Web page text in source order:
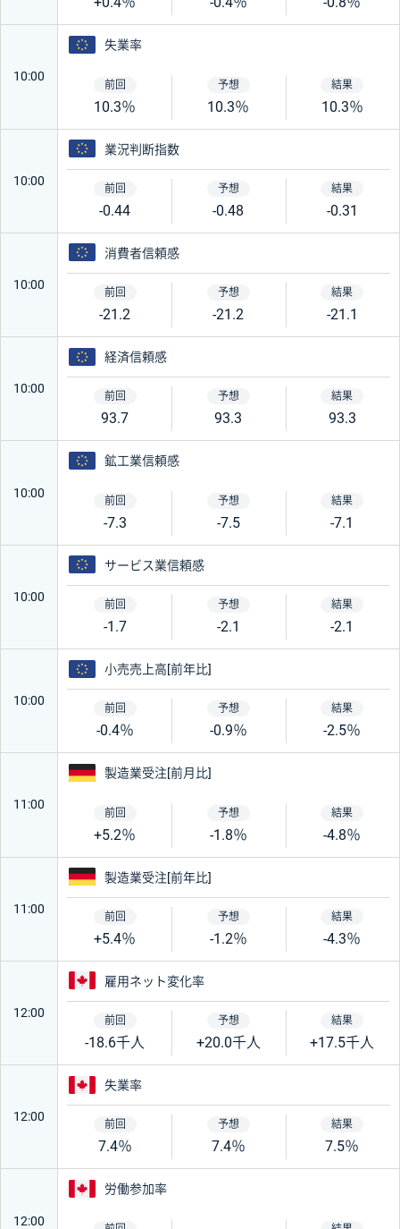
10:00
ユーロ
失業率
10.3％ 10.3％ 10.3％
10:00
ユーロ
業況判断指数
-0.44 -0.48 -0.31
10:00
ユーロ
消費者信頼感
-21.2 -21.2 -21.1
10:00
ユーロ
経済信頼感
93.7 93.3 93.3
10:00
ユーロ
鉱工業信頼感
-7.3 -7.5 -7.1
10:00
ユーロ
サービス業信頼感
-1.7 -2.1 -2.1
10:00
ユーロ
小売売上高[前年比]
-0.4％ -0.9％ -2.5％
11:00
ドイツ
製造業受注[前月比]
+5.2％ -1.8％ -4.8％
11:00
ドイツ
製造業受注[前年比]
+5.4％ -1.2％ -4.3％
12:00
カナダ
雇用ネット変化率
-18.6千人 +20.0千人 +17.5千人
12:00
カナダ
失業率
7.4％ 7.4％ 7.5％
12:00
カナダ
労働参加率